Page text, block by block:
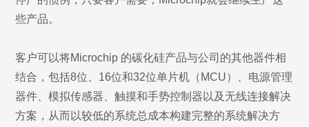
些产品。
客户可以将Microchip 的碳化硅产品与公司的其他器件相
结合，包括8位、16位和32位单片机（MCU）、电源管理
器件、模拟传感器、触摸和手势控制器以及无线连接解决
方案，从而以较低的系统总成本构建完整的系统解决方